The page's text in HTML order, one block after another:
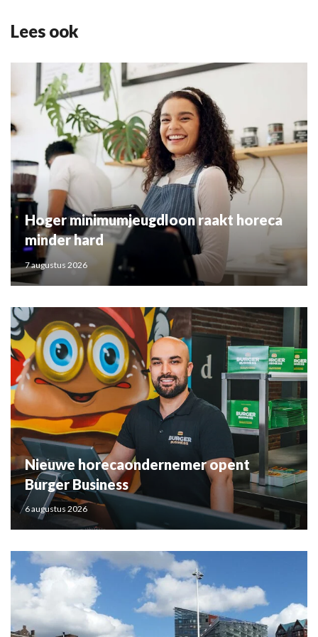
Lees ook
Hoger minimumjeugdloon raakt horeca
minder hard
7 augustus 2026
Nieuwe horecaondernemer opent
Burger Business
6 augustus 2026